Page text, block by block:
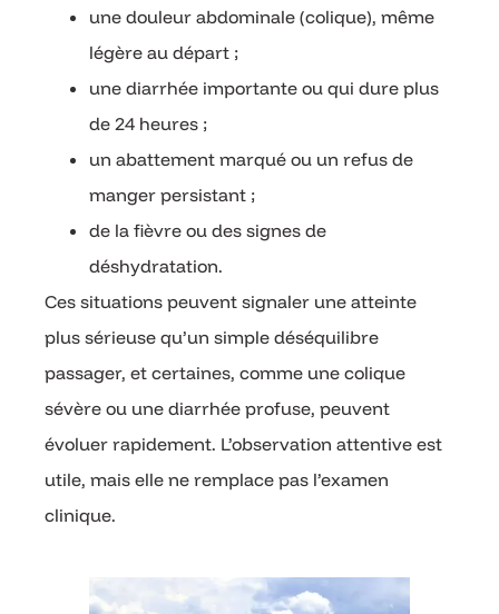
une douleur abdominale (colique), même
légère au départ ;
une diarrhée importante ou qui dure plus
de 24 heures ;
un abattement marqué ou un refus de
manger persistant ;
de la fièvre ou des signes de
déshydratation.
Ces situations peuvent signaler une atteinte
plus sérieuse qu’un simple déséquilibre
passager, et certaines, comme une colique
sévère ou une diarrhée profuse, peuvent
évoluer rapidement. L’observation attentive est
utile, mais elle ne remplace pas l’examen
clinique.